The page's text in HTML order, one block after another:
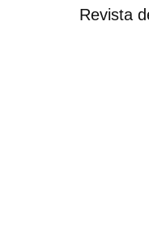
Revista